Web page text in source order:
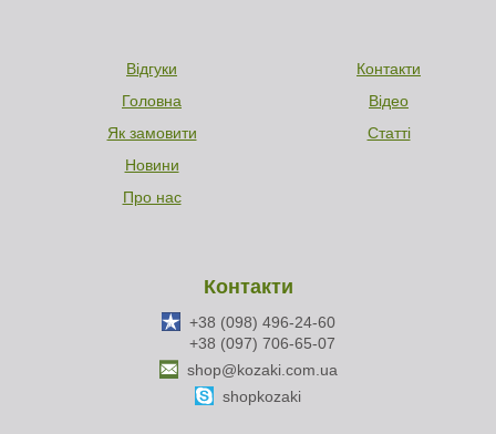
Відгуки
Головна
Як замовити
Новини
Про нас
Контакти
Відео
Статті
Контакти
+38 (098) 496-24-60
+38 (097) 706-65-07
shop@kozaki.com.ua
shopkozaki